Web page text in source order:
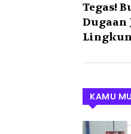
Tegas!
Dugaan
KAMU